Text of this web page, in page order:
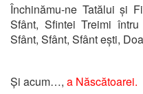
Închinămu-ne Tatălui și
Sfânt, Sfintei Treimi
Sfânt, Sfânt, Sfânt ești,
Și acum…, a Născătoarei.